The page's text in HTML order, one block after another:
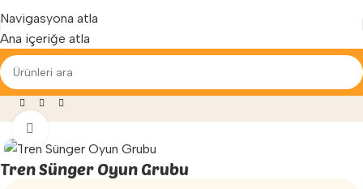
Navigasyona atla
Ana içeriğe atla
Yenilenen arayüzümüz ile hizmetinizdeyiz...
»Sünger Oyun Grupları
Tren Sünger Oyun Grubu